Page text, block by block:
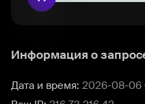
Информация о
Дата и время: 2026-08-06